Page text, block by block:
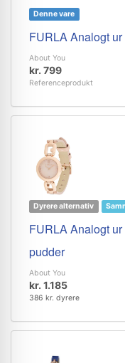
Denne vare
FURLA Analogt
About You
kr. 799
Referenceprodukt
Dyrere alternativ
FURLA Analogt
pudder
About You
kr. 1.185
386 kr. dyrere